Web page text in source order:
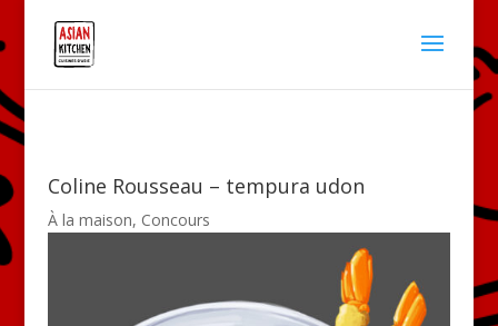
Coline Rousseau – tempura udon
À la maison, Concours